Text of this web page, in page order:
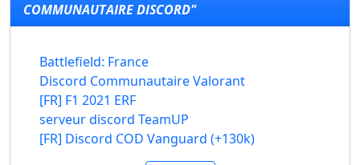
COMMUNAUTAIRE DISCORD"
Battlefield: France
Discord Communautaire Valorant
[FR] F1 2021 ERF
serveur discord TeamUP
[FR] Discord COD Vanguard (+130k)